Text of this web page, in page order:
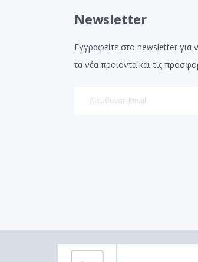
Newsletter
Εγγραφείτε στο newsletter για
τα νέα προιόντα και τις